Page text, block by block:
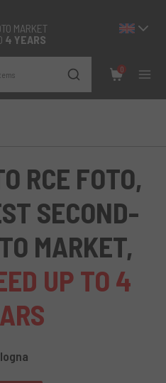
MARKET
4 YEARS
0
RCE FOTO,
SECOND-
MARKET,
UP TO 4